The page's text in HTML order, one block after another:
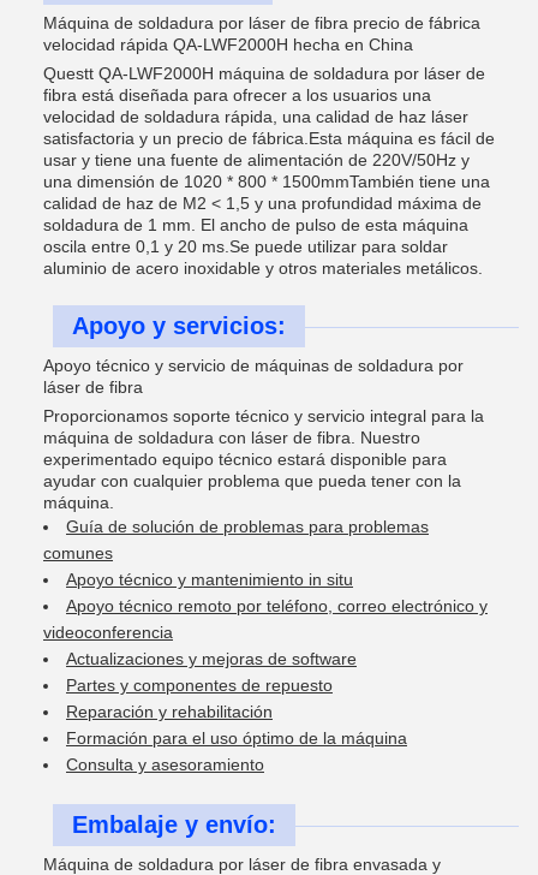
Máquina de soldadura por láser de fibra precio de fábrica
velocidad rápida QA-LWF2000H hecha en China
Questt QA-LWF2000H máquina de soldadura por láser de
fibra está diseñada para ofrecer a los usuarios una
velocidad de soldadura rápida, una calidad de haz láser
satisfactoria y un precio de fábrica.Esta máquina es fácil de
usar y tiene una fuente de alimentación de 220V/50Hz y
una dimensión de 1020 * 800 * 1500mmTambién tiene una
calidad de haz de M2 < 1,5 y una profundidad máxima de
soldadura de 1 mm. El ancho de pulso de esta máquina
oscila entre 0,1 y 20 ms.Se puede utilizar para soldar
aluminio de acero inoxidable y otros materiales metálicos.
Apoyo y servicios:
Apoyo técnico y servicio de máquinas de soldadura por
láser de fibra
Proporcionamos soporte técnico y servicio integral para la
máquina de soldadura con láser de fibra. Nuestro
experimentado equipo técnico estará disponible para
ayudar con cualquier problema que pueda tener con la
máquina.
Guía de solución de problemas para problemas
comunes
Apoyo técnico y mantenimiento in situ
Apoyo técnico remoto por teléfono, correo electrónico y
videoconferencia
Actualizaciones y mejoras de software
Partes y componentes de repuesto
Reparación y rehabilitación
Formación para el uso óptimo de la máquina
Consulta y asesoramiento
Embalaje y envío:
Máquina de soldadura por láser de fibra envasada y